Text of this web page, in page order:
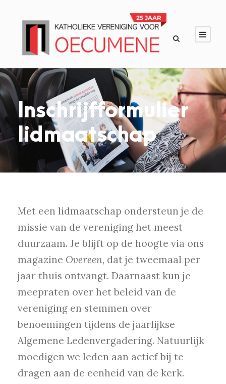
Inschrijfformulier
lidmaatschap
Met een lidmaatschap ondersteun je de
missie van de vereniging het meest
duurzaam. Je blijft op de hoogte via ons
magazine Overeen, dat je tweemaal per
jaar thuis ontvangt. Daarnaast kun je
meepraten over het beleid van de
vereniging en stemmen over
benoemingen tijdens de jaarlijkse
Algemene Ledenvergadering. Natuurlijk
moedigen we leden aan actief bij te
dragen aan de eenheid van de kerk.